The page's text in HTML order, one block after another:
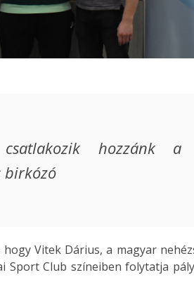
hozzánk a
birkózó
Vitek Dárius, a magyar
Sport Club színeiben folytatja